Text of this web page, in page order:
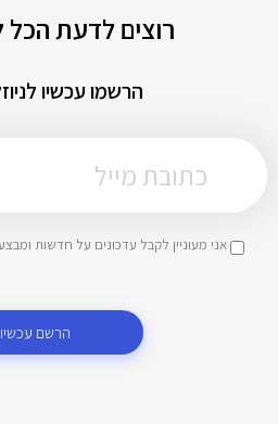
רוצים לדעת הכל
הרשמו עכשיו
אני מעוניין לקבל עדכונים על חדשות
הרשם עכשיו